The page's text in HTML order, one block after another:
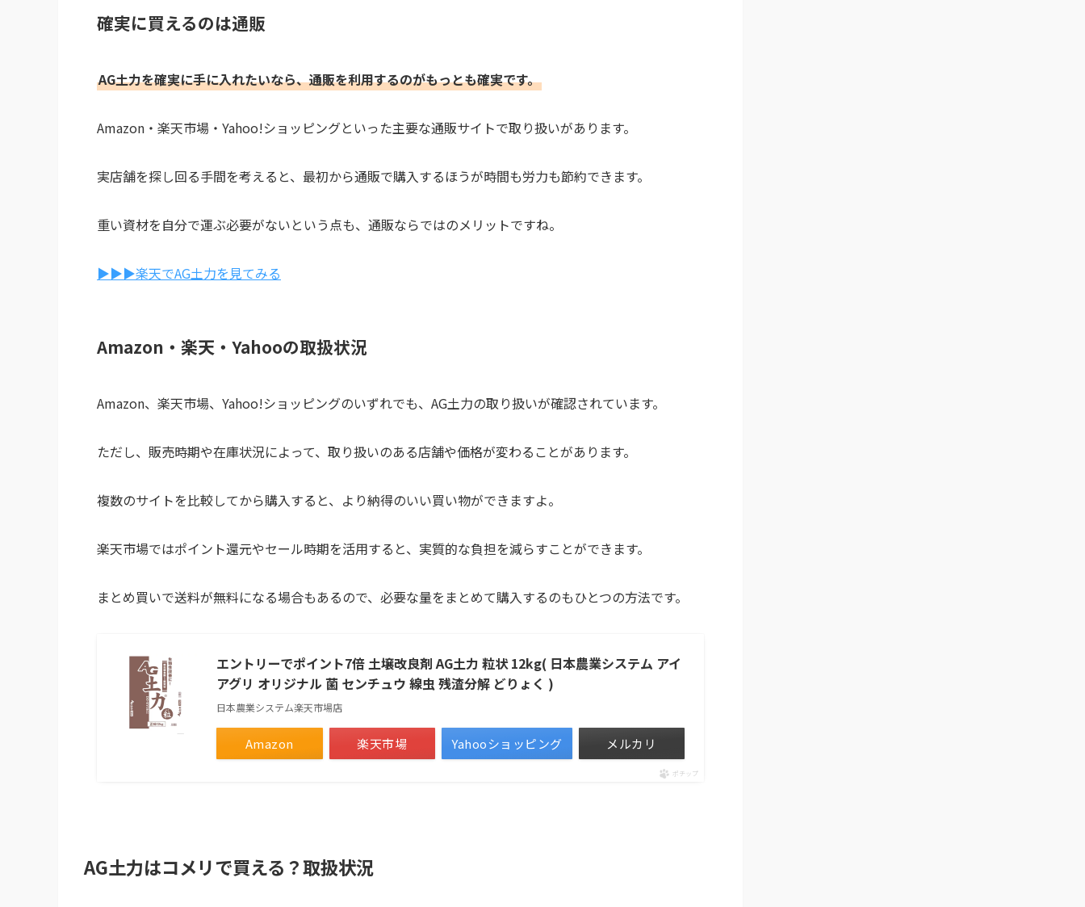
確実に買えるのは通販
AG土力を確実に手に入れたいなら、通販を利用するのがもっとも確実です。
Amazon・楽天市場・Yahoo!ショッピングといった主要な通販サイトで取り扱いがあります。
実店舗を探し回る手間を考えると、最初から通販で購入するほうが時間も労力も節約できます。
重い資材を自分で運ぶ必要がないという点も、通販ならではのメリットですね。
▶▶▶楽天でAG土力を見てみる
Amazon・楽天・Yahooの取扱状況
Amazon、楽天市場、Yahoo!ショッピングのいずれでも、AG土力の取り扱いが確認されています。
ただし、販売時期や在庫状況によって、取り扱いのある店舗や価格が変わることがあります。
複数のサイトを比較してから購入すると、より納得のいい買い物ができますよ。
楽天市場ではポイント還元やセール時期を活用すると、実質的な負担を減らすことができます。
まとめ買いで送料が無料になる場合もあるので、必要な量をまとめて購入するのもひとつの方法です。
エントリーでポイント7倍 土壌改良剤 AG土力 粒状 12kg( 日本農業システム アイ
アグリ オリジナル 菌 センチュウ 線虫 残渣分解 どりょく )
日本農業システム楽天市場店
Amazon 楽天市場 Yahooショッピング メルカリ
ポチップ
AG土力はコメリで買える？取扱状況